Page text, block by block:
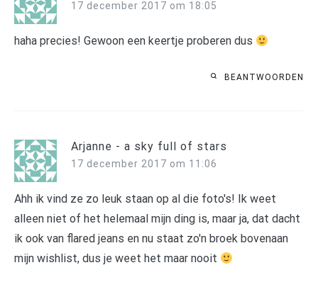
17 december 2017 om 18:05
haha precies! Gewoon een keertje proberen dus
BEANTWOORDEN
Arjanne - a sky full of stars
17 december 2017 om 11:06
Ahh ik vind ze zo leuk staan op al die foto's! Ik weet
alleen niet of het helemaal mijn ding is, maar ja, dat dacht
ik ook van flared jeans en nu staat zo'n broek bovenaan
mijn wishlist, dus je weet het maar nooit